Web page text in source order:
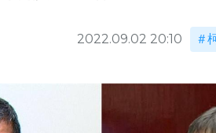
2022.09.02 20:10